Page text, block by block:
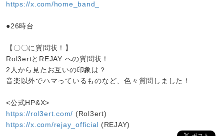
https://x.com/home_band_
●26時台
【〇〇に質問状！】
Rol3ertとREJAY への質問状！
2人から見たお互いの印象は？
音楽以外でハマっているものなど、色々質問しました！
<公式HP&X>
https://rol3ert.com/ (Rol3ert)
https://x.com/rejay_official
(REJAY)